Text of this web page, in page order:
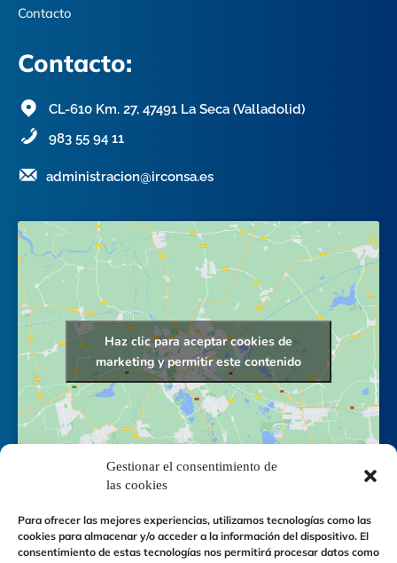
Gestionar el consentimiento de
las cookies
Para ofrecer las mejores experiencias, utilizamos tecnologías como las
cookies para almacenar y/o acceder a la información del dispositivo. El
consentimiento de estas tecnologías nos permitirá procesar datos como
Contacto
Contacto:
CL-610 Km. 27, 47491 La Seca (Valladolid)
983 55 94 11
administracion@irconsa.es
Haz clic para aceptar cookies de
marketing y permitir este contenido